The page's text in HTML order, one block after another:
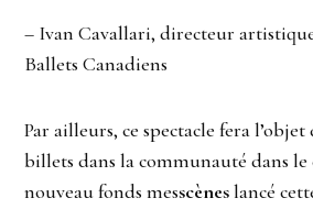
– Ivan Cavallari, directeur
Ballets Canadiens
Par ailleurs, ce spectacle fera
billets dans la communauté dans
nouveau fonds messcèneslancé